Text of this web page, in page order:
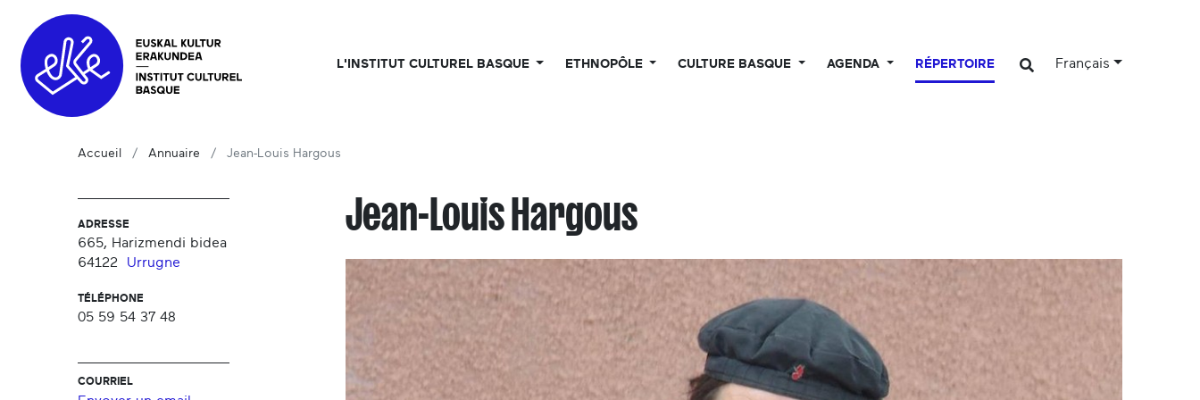
L'INSTITUT CULTUREL BASQUE ETHNOPÔLE CULTURE BASQUE AGENDA RÉPERTOIRE Français
Accueil Annuaire Jean-Louis Hargous
ADRESSE
665, Harizmendi bidea
64122
Urrugne
TÉLÉPHONE
05 59 54 37 48
COURRIEL
Jean-Louis Hargous